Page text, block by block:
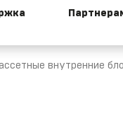
внутренние